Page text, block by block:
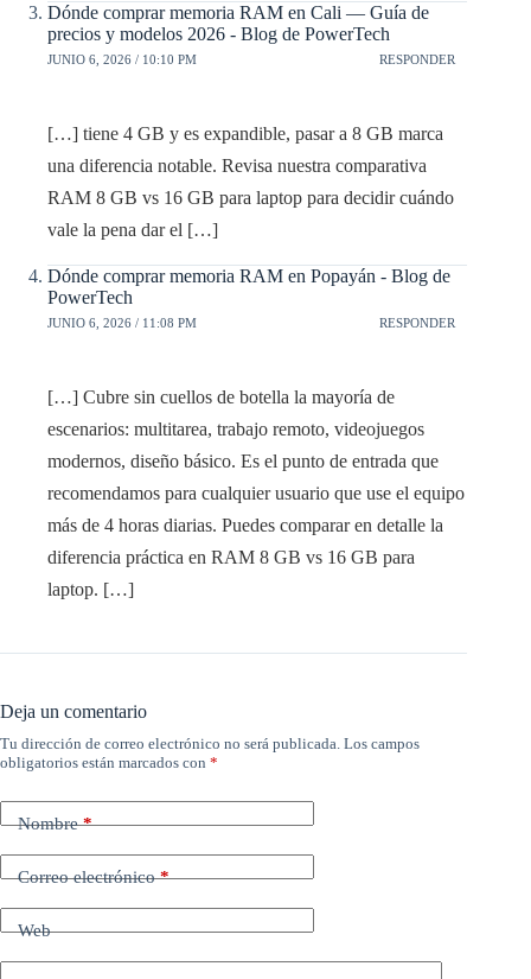
Dónde comprar memoria RAM en Cali — Guía de
precios y modelos 2026 - Blog de PowerTech
JUNIO 6, 2026 / 10:10 PM RESPONDER
[…] tiene 4 GB y es expandible, pasar a 8 GB marca
una diferencia notable. Revisa nuestra comparativa
RAM 8 GB vs 16 GB para laptop para decidir cuándo
vale la pena dar el […]
Dónde comprar memoria RAM en Popayán - Blog de
PowerTech
JUNIO 6, 2026 / 11:08 PM RESPONDER
[…] Cubre sin cuellos de botella la mayoría de
escenarios: multitarea, trabajo remoto, videojuegos
modernos, diseño básico. Es el punto de entrada que
recomendamos para cualquier usuario que use el equipo
más de 4 horas diarias. Puedes comparar en detalle la
diferencia práctica en RAM 8 GB vs 16 GB para
laptop. […]
Deja un comentario
Tu dirección de correo electrónico no será publicada. Los campos
obligatorios están marcados con *
Nombre*
Correo electrónico*
Web